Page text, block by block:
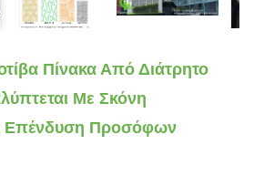
Πίνακα Από Διάτρητο
Με Σκόνη
Επένδυση Προσόφων